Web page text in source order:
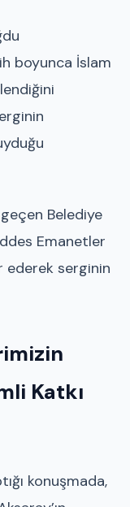
boyunca İslam
Belediye
Emanetler
ederek serginin
Katkı
konuşmada,